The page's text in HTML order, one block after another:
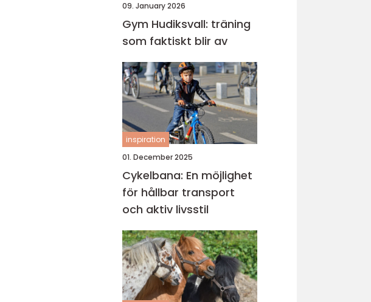
09. January 2026
Gym Hudiksvall: träning
som faktiskt blir av
inspiration
01. December 2025
Cykelbana: En möjlighet
för hållbar transport
och aktiv livsstil